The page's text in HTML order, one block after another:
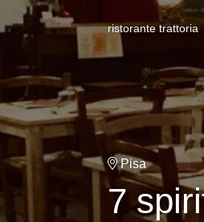
ristorante trattoria
Pisa
7